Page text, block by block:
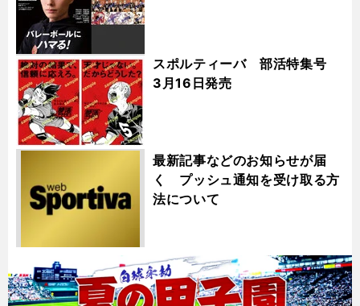
スポルティーバ 部活特集号
3月16日発売
最新記事などのお知らせが届
く プッシュ通知を受け取る方
法について